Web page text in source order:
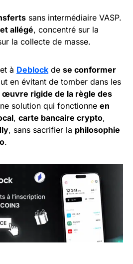
sans intermédiaire VASP.
allégé, concentré sur la
la collecte de masse.
à Deblock de se conformer
en évitant de tomber dans les
œuvre rigide de la règle des
solution qui fonctionne en
, carte bancaire crypto,
, sans sacrifier la philosophie
.